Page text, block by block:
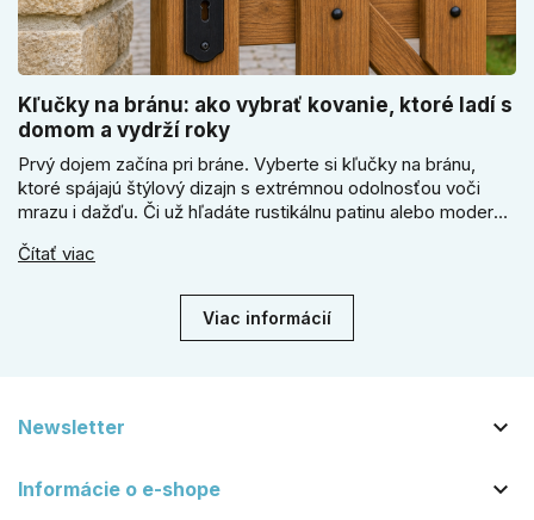
Kľučky na bránu: ako vybrať kovanie, ktoré ladí s
domom a vydrží roky
Prvý dojem začína pri bráne. Vyberte si kľučky na bránu,
ktoré spájajú štýlový dizajn s extrémnou odolnosťou voči
mrazu i dažďu. Či už hľadáte rustikálnu patinu alebo moderné
vydrží roky. Zabezpečte svoj vstup kvalitou, ktorá prežije
Čítať viac
Viac informácií
Newsletter 
Informácie o e-shope 